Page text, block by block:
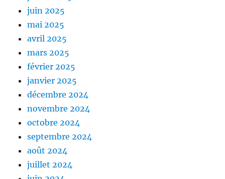
juin 2025
mai 2025
avril 2025
mars 2025
février 2025
janvier 2025
décembre 2024
novembre 2024
octobre 2024
septembre 2024
août 2024
juillet 2024